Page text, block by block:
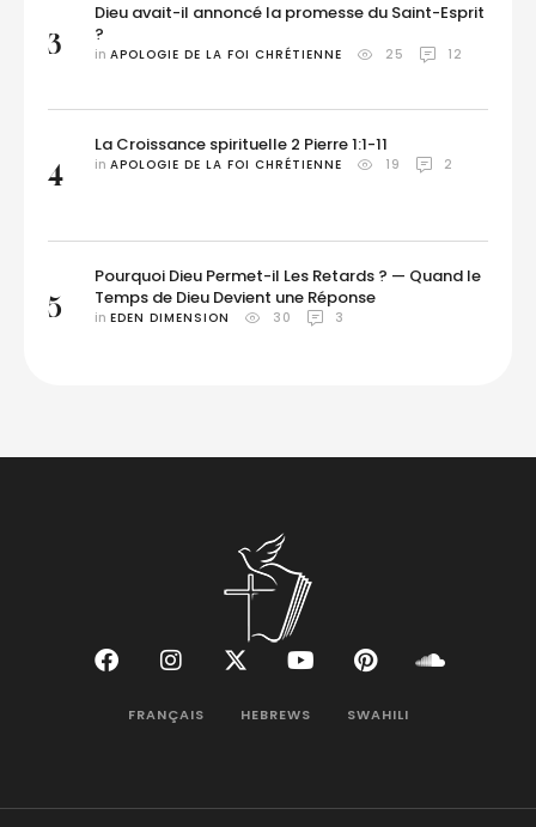
3
Dieu avait-il annoncé la promesse du Saint-Esprit
?
in APOLOGIE DE LA FOI CHRÉTIENNE 25 12
4
La Croissance spirituelle 2 Pierre 1:1-11
in APOLOGIE DE LA FOI CHRÉTIENNE 19 2
5
Pourquoi Dieu Permet-il Les Retards ? — Quand le
Temps de Dieu Devient une Réponse
in EDEN DIMENSION 30 3
FRANÇAIS HEBREWS SWAHILI